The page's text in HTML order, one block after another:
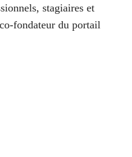
stagiaires et
fondateur du portail